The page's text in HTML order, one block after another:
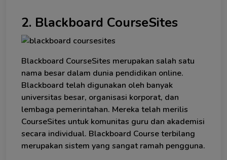
2. Blackboard CourseSites
Blackboard CourseSites merupakan salah satu
nama besar dalam dunia pendidikan online.
Blackboard telah digunakan oleh banyak
universitas besar, organisasi korporat, dan
lembaga pemerintahan. Mereka telah merilis
CourseSites untuk komunitas guru dan akademisi
secara individual. Blackboard Course terbilang
merupakan sistem yang sangat ramah pengguna.